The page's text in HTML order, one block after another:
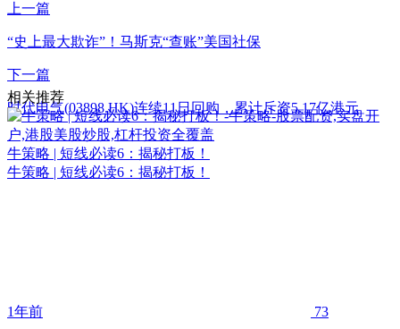
上一篇
“史上最大欺诈”！马斯克“查账”美国社保
下一篇
时代电气(03898.HK)连续11日回购，累计斥资5.17亿港元
相关推荐
牛策略 | 短线必读6：揭秘打板！
牛策略 | 短线必读6：揭秘打板！
1年前 73